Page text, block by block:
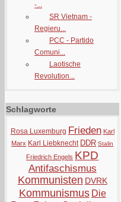
-...
SR Vietnam -
Regieru...
PCC - Partido
Comuni...
Laotische
Revolution...
Schlagworte
Rosa Luxemburg Frieden Karl
Marx Karl Liebknecht DDR Stalin
Friedrich Engels KPD
Antifaschismus
Kommunisten DVRK
Kommunismus Die